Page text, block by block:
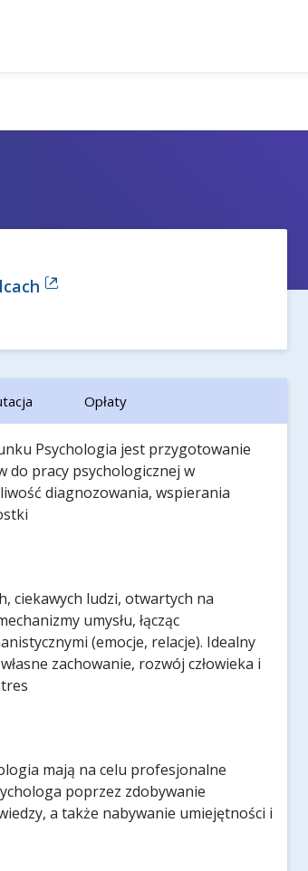
Opłaty
Psychologia jest przygotowanie
do pracy psychologicznej w
diagnozowania, wspierania
ciekawych ludzi, otwartych na
umysłu, łącząc
(emocje, relacje). Idealny
zachowanie, rozwój człowieka i
mają na celu profesjonalne
poprzez zdobywanie
a także nabywanie umiejętności i